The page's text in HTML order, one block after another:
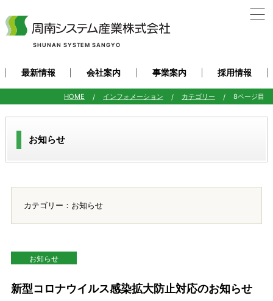
SHUNAN SYSTEM SANGYO
最新情報 会社案内 事業案内 採用情報
HOME インフォメーション カテゴリー 8ページ目
お知らせ
カテゴリー：お知らせ
お知らせ
新型コロナウイルス感染拡大防止対応のお知らせ